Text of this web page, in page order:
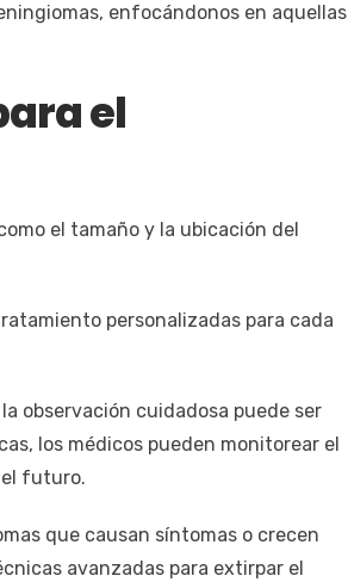
enfocándonos en aquellas
el
el tamaño y la ubicación del
personalizadas para cada
observación cuidadosa puede ser
los médicos pueden monitorear el
futuro.
que causan síntomas o crecen
avanzadas para extirpar el